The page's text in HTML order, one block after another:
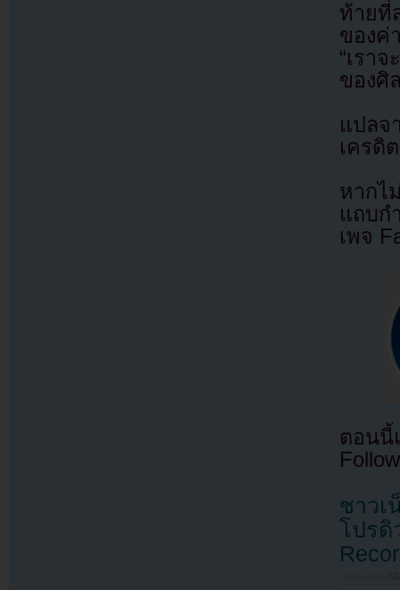
ท้ายที่
ของค่
“เรา
ของศิ
แปล
เครดิ
หากไ
แถบก
เพจ
ตอนนี้
ชาวเ
โปรดิ